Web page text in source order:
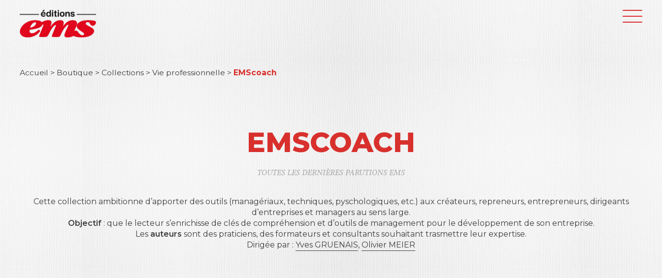
Accueil > Boutique > Collections > Vie professionnelle > EMScoach
EMSCOACH
TOUTES LES DERNIÈRES PARUTIONS EMS
Cette collection ambitionne d’apporter des outils (managériaux, techniques, pyschologiques, etc.) aux créateurs, repreneurs, entrepreneurs, dirigeants
d’entreprises et managers au sens large.
Objectif: que le lecteur s’enrichisse de clés de compréhension et d’outils de management pour le développement de son entreprise.
Les auteurs sont des praticiens, des formateurs et consultants souhaitant trasmettre leur expertise.
Dirigée par : Yves GRUENAIS, Olivier MEIER